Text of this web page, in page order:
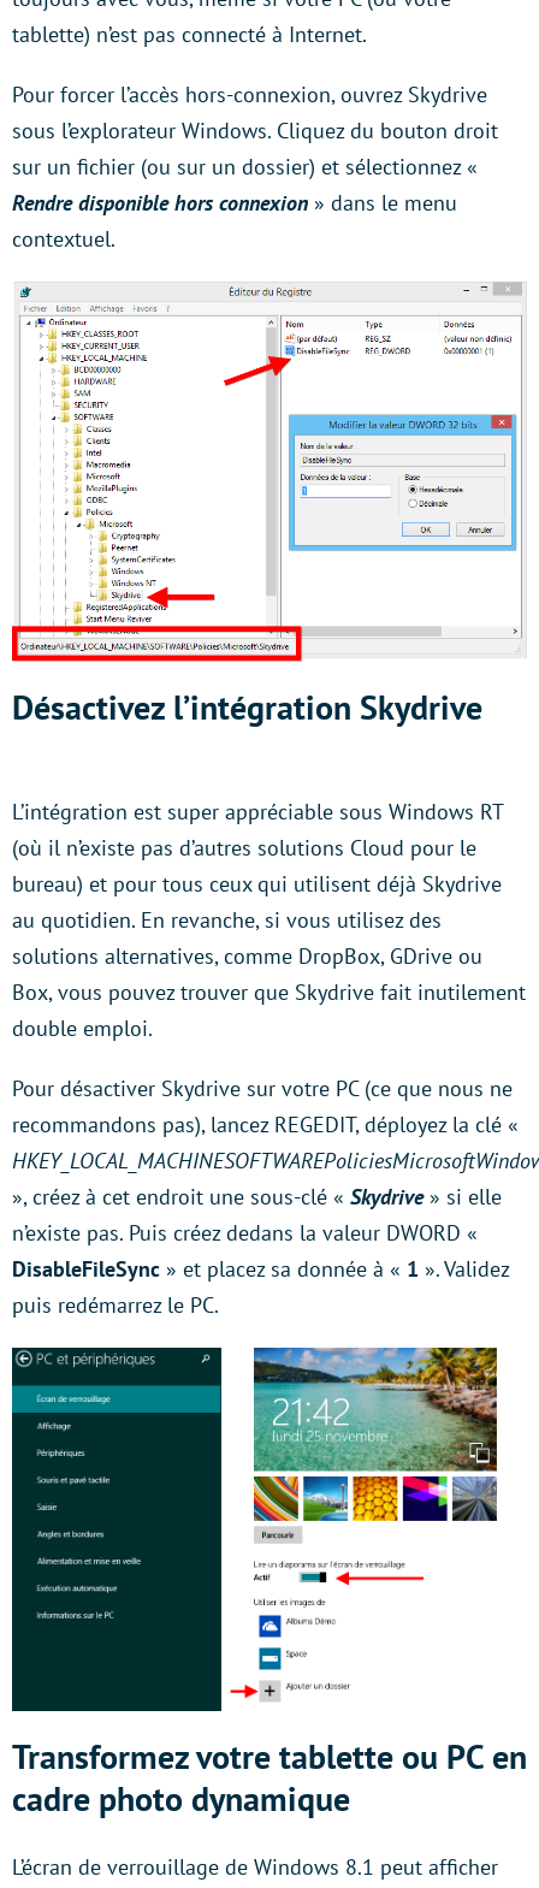
tablette) n’est pas connecté à Internet.
Pour forcer l’accès hors-connexion, ouvrez Skydrive
sous l’explorateur Windows. Cliquez du bouton droit
sur un fichier (ou sur un dossier) et sélectionnez «
Rendre disponible hors connexion » dans le menu
contextuel.
Désactivez l’intégration Skydrive
L’intégration est super appréciable sous Windows RT
(où il n’existe pas d’autres solutions Cloud pour le
bureau) et pour tous ceux qui utilisent déjà Skydrive
au quotidien. En revanche, si vous utilisez des
solutions alternatives, comme DropBox, GDrive ou
Box, vous pouvez trouver que Skydrive fait inutilement
double emploi.
Pour désactiver Skydrive sur votre PC (ce que nous ne
recommandons pas), lancez REGEDIT, déployez la clé «
», créez à cet endroit une sous-clé « Skydrive » si elle
n’existe pas. Puis créez dedans la valeur DWORD «
DisableFileSync » et placez sa donnée à « 1 ». Validez
puis redémarrez le PC.
Transformez votre tablette ou PC en
cadre photo dynamique
L’écran de verrouillage de Windows 8.1 peut afficher